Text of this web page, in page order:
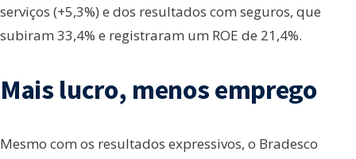
serviços (+5,3%) e dos resultados com seguros, que
subiram 33,4% e registraram um ROE de 21,4%.
Mais lucro, menos emprego
Mesmo com os resultados expressivos, o Bradesco